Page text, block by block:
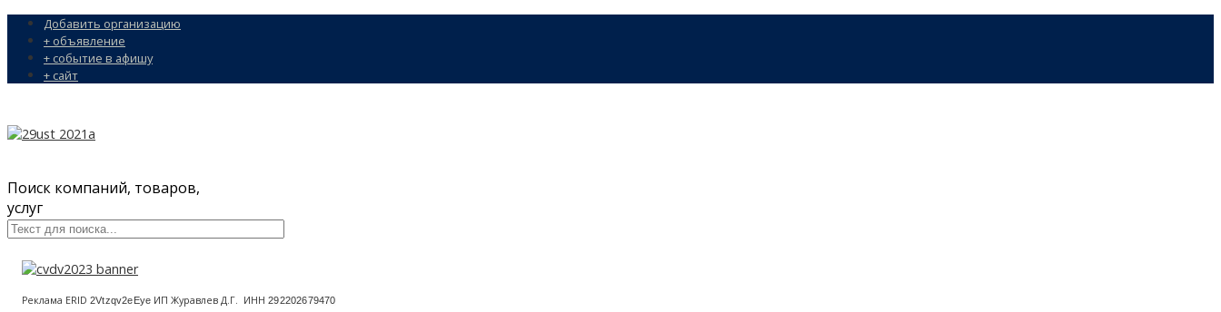
Добавить организацию
+ объявление
+ событие в афишу
+ сайт
Поиск компаний, товаров,
услуг
Реклама ERID 2Vtzqv2eEye ИП Журавлев Д.Г. ИНН292202679470